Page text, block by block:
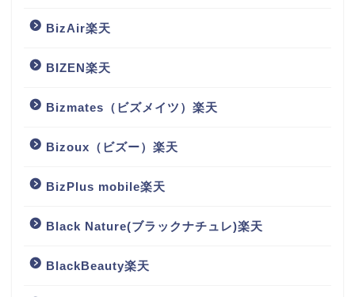
BizAir楽天
BIZEN楽天
Bizmates（ビズメイツ）楽天
Bizoux（ビズー）楽天
BizPlus mobile楽天
Black Nature(ブラックナチュレ)楽天
BlackBeauty楽天